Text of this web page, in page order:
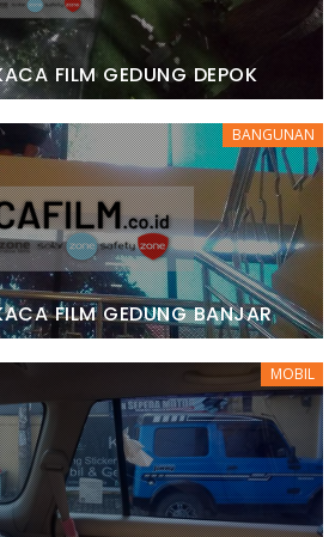
FILM GEDUNG DEPOK
BANGUNAN
FILM GEDUNG BANJAR
MOBIL